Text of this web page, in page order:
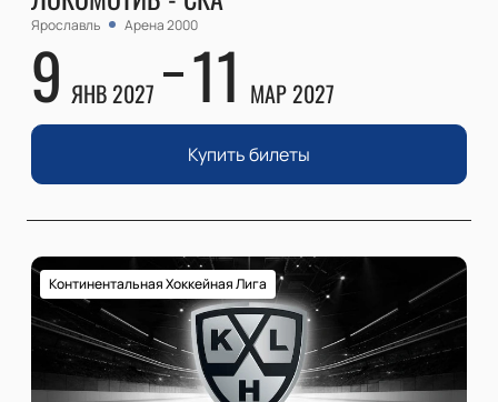
Ярославль Арена 2000
9 ЯНВ 2027 11 МАР 2027
Купить билеты
Континентальная Хоккейная Лига